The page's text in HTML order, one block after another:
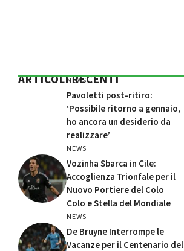
ARTICOLI RECENTI
NEWS
Pavoletti post-ritiro:
‘Possibile ritorno a gennaio,
ho ancora un desiderio da
realizzare’
NEWS
Vozinha Sbarca in Cile:
Accoglienza Trionfale per il
Nuovo Portiere del Colo
Colo e Stella del Mondiale
NEWS
De Bruyne Interrompe le
Vacanze per il Centenario del